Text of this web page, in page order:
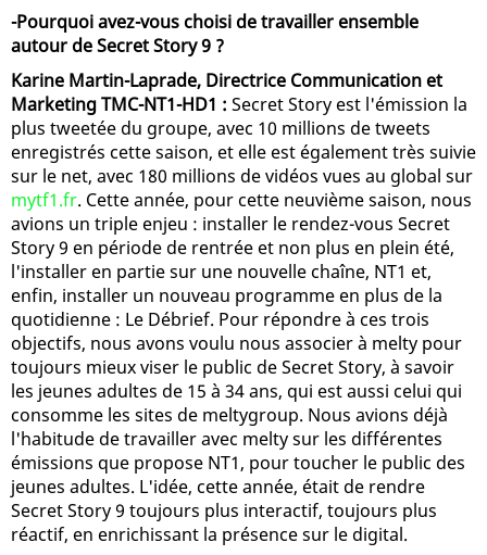
-Pourquoi avez-vous choisi de travailler ensemble
autour de Secret Story 9 ?
Karine Martin-Laprade, Directrice Communication et
Marketing TMC-NT1-HD1 : Secret Story est l'émission la
plus tweetée du groupe, avec 10 millions de tweets
enregistrés cette saison, et elle est également très suivie
sur le net, avec 180 millions de vidéos vues au global sur
mytf1.fr. Cette année, pour cette neuvième saison, nous
avions un triple enjeu : installer le rendez-vous Secret
Story 9 en période de rentrée et non plus en plein été,
l'installer en partie sur une nouvelle chaîne, NT1 et,
enfin, installer un nouveau programme en plus de la
quotidienne : Le Débrief. Pour répondre à ces trois
objectifs, nous avons voulu nous associer à melty pour
toujours mieux viser le public de Secret Story, à savoir
les jeunes adultes de 15 à 34 ans, qui est aussi celui qui
consomme les sites de meltygroup. Nous avions déjà
l'habitude de travailler avec melty sur les différentes
émissions que propose NT1, pour toucher le public des
jeunes adultes. L'idée, cette année, était de rendre
Secret Story 9 toujours plus interactif, toujours plus
réactif, en enrichissant la présence sur le digital.